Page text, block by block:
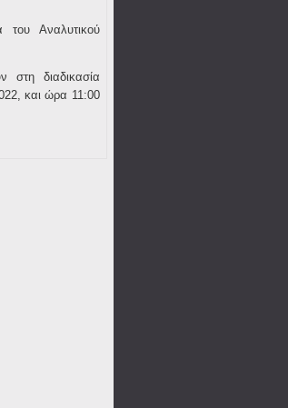
του Αναλυτικού
στη διαδικασία
και ώρα 11:00